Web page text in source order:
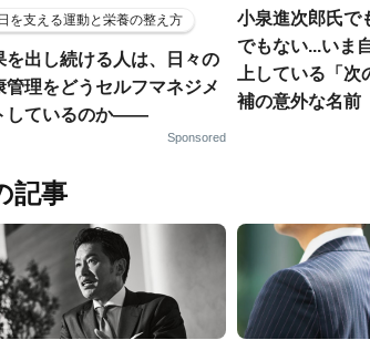
を支える運動と栄養の整え方
を出し続ける人は、日々の
管理をどうセルフマネジメ
しているのか——
Sponsored
小泉進次郎氏で
でもない...いま
上している「
補の意外な名前
記事